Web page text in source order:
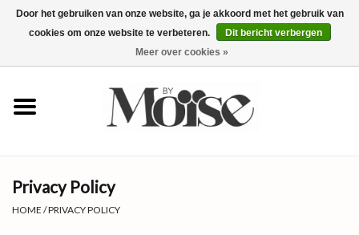
0 Artikelen - €0,00
€15✴
KLEDING
Privacy Policy
HOME /PRIVACY POLICY
Door het gebruiken van onze website, ga je akkoord met het gebruik van
cookies om onze website te verbeteren.
Dit bericht verbergen
Meer over cookies »